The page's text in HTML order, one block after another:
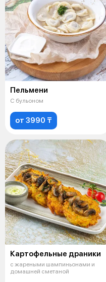
Пельмени
С бульоном
от 3990 ₸
Картофельные драники
с жареными шампиньонами и
домашней сметаной